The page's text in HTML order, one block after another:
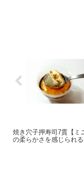
焼き穴子押寿司7貫【ミ
の柔らかさを感じられ